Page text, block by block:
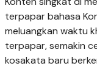
terpapar bahasa
meluangkan waktu
terpapar, semakin
kosakata baru